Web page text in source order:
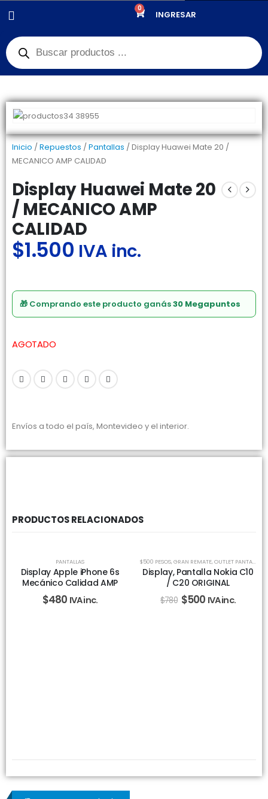
0
INGRESAR
PANTALLAS
Inicio /Repuestos /Pantallas / Display Huawei Mate 20 /
MECANICO AMP CALIDAD
Display Huawei Mate 20
/ MECANICO AMP
CALIDAD
$1.500 IVA inc.
🎁 Comprando este producto ganás30 Megapuntos
AGOTADO
Envíos a todo el país, Montevideo y el interior.
PRODUCTOS RELACIONADOS
PANTALLAS
Display Apple iPhone 6s
Mecánico Calidad AMP
$480 IVA inc.
$500 PESOS,GRAN REMATE,OUTLET PANTALLAS Y CELULARES
Display, Pantalla Nokia C10
/ C20 ORIGINAL
$780 $500 IVA inc.